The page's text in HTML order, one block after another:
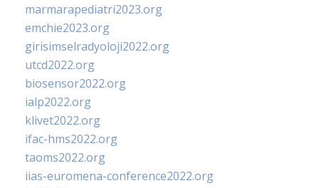
marmarapediatri2023.org
emchie2023.org
girisimselradyoloji2022.org
utcd2022.org
biosensor2022.org
ialp2022.org
klivet2022.org
ifac-hms2022.org
taoms2022.org
iias-euromena-conference2022.org